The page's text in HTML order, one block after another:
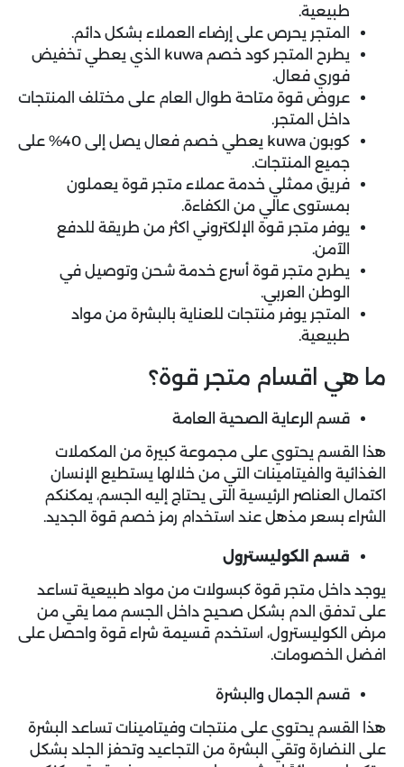
طبيعية.
المتجر يحرص على إرضاء العملاء بشكل دائم.
يطرح المتجر كود خصم kuwa الذي يعطي تخفيض
فوري فعال.
عروض قوة متاحة طوال العام على مختلف المنتجات
داخل المتجر.
كوبون kuwa يعطي خصم فعال يصل إلى 40% على
جميع المنتجات.
فريق ممثلي خدمة عملاء متجر قوة يعملون
بمستوى عالي من الكفاءة.
يوفر متجر قوة الإلكتروني اكثر من طريقة للدفع
الآمن.
يطرح متجر قوة أسرع خدمة شحن وتوصيل في
الوطن العربي.
المتجر يوفر منتجات للعناية بالبشرة من مواد
طبيعية.
ما هي اقسام متجر قوة؟
قسم الرعاية الصحية العامة
هذا القسم يحتوي على مجموعة كبيرة من المكملات
الغذائية والفيتامينات التي من خلالها يستطيع الإنسان
اكتمال العناصر الرئيسية التى يحتاج إليه الجسم، يمكنكم
الشراء بسعر مذهل عند استخدام رمز خصم قوة الجديد.
قسم الكوليسترول
يوجد داخل متجر قوة كبسولات من مواد طبيعية تساعد
على تدفق الدم بشكل صحيح داخل الجسم مما يقي من
مرض الكوليسترول، استخدم قسيمة شراء قوة واحصل على
افضل الخصومات.
قسم الجمال والبشرة
هذا القسم يحتوي على منتجات وفيتامينات تساعد البشرة
على النضارة وتقي البشرة من التجاعيد وتحفز الجلد بشكل